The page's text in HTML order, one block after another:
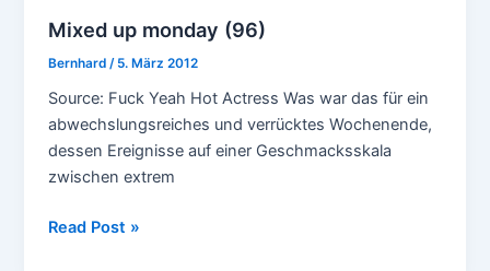
Mixed up monday (96)
Bernhard / 5. März 2012
Source: Fuck Yeah Hot Actress Was war das für ein
abwechslungsreiches und verrücktes Wochenende,
dessen Ereignisse auf einer Geschmacksskala
zwischen extrem
Mixed
Read Post »